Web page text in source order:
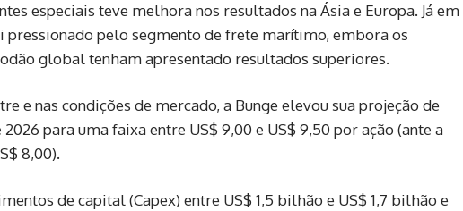
especiais teve melhora nos resultados na Ásia e Europa. Já em
pressionado pelo segmento de frete marítimo, embora os
global tenham apresentado resultados superiores.
e nas condições de mercado, a Bunge elevou sua projeção de
para uma faixa entre US$ 9,00 e US$ 9,50 por ação (ante a
8,00).
de capital (Capex) entre US$ 1,5 bilhão e US$ 1,7 bilhão e